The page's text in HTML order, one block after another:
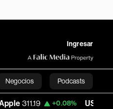
Ingresar
Negocios Podcasts
+0.08% USD COP 3,155.00